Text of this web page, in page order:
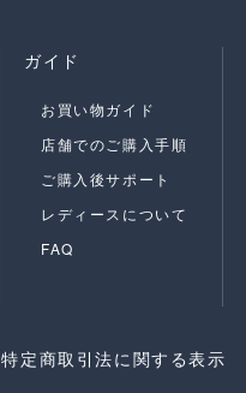
ガイド
お買い物ガイド
店舗でのご購入手順
ご購入後サポート
レディースについて
FAQ
特定商取引法に関する表示